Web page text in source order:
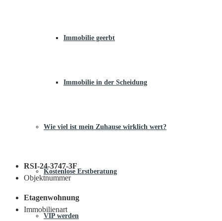
Immobilie geerbt
Immobilie in der Scheidung
Wie viel ist mein Zuhause wirklich wert?
Kostenlose Erstberatung
VIP werden
RSI-24-3747-3F
Objektnummer
Etagenwohnung
Immobilienart